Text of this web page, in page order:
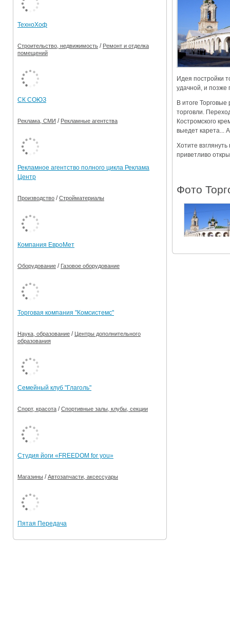
Ограничения движения транспорта на майские
Идея постройки
удачной, и
В итоге
торговли.
Костромского
выедет карета...
Хотите
приветливо
Фото
ТехноХоф
Строительство, недвижимость / Ремонт и отделка
помещений
СК СОЮЗ
Реклама, СМИ / Рекламные агентства
Рекламное агентство полного цикла Реклама
Центр
Производство /Стройматериалы
Компания ЕвроМет
Оборудование / Газовое оборудование
Торговая компания "Комсистемс"
Наука, образование / Центры дополнительного
образования
Семейный клуб "Глаголь"
Спорт, красота /Спортивные залы, клубы, секции
Студия йоги «FREEDOM for you»
Магазины /Автозапчасти, аксессуары
Пятая Передача